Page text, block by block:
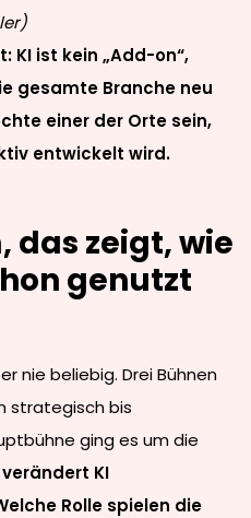
KI ist kein „Add-on“,
gesamte Branche neu
einer der Orte sein,
entwickelt wird.
das zeigt, wie
genutzt
nie beliebig. Drei Bühnen
strategisch bis
ging es um die
verändert KI
Rolle spielen die